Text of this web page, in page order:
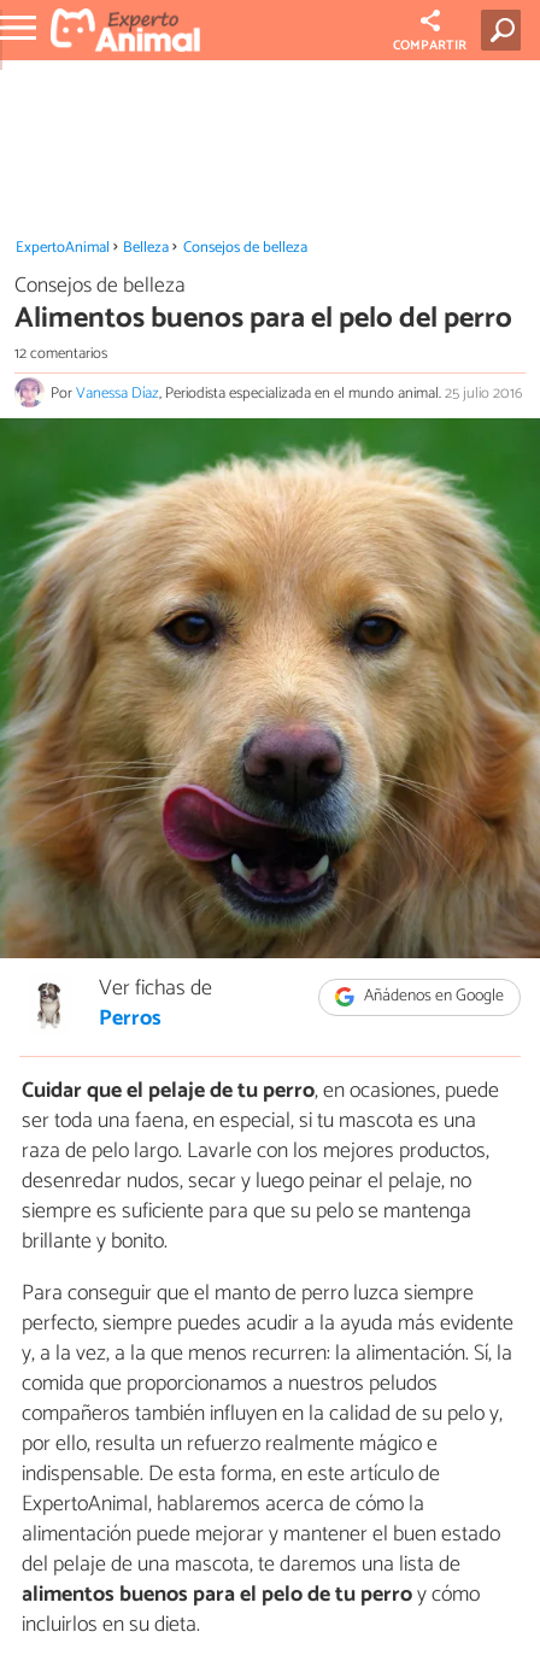
COMPARTIR
ExpertoAnimal Belleza Consejos de belleza
Consejos de belleza
Alimentos buenos para el pelo del perro
12 comentarios
PorVanessa Díaz, Periodista especializada en el mundo animal.25 julio 2016
Añádenos en Google
Ver fichas de
Perros
Cuidar que el pelaje de tu perro, en ocasiones, puede
ser toda una faena, en especial, si tu mascota es una
raza de pelo largo. Lavarle con los mejores productos,
desenredar nudos, secar y luego peinar el pelaje, no
siempre es suficiente para que su pelo se mantenga
brillante y bonito.
Para conseguir que el manto de perro luzca siempre
perfecto, siempre puedes acudir a la ayuda más evidente
y, a la vez, a la que menos recurren: la alimentación. Sí, la
comida que proporcionamos a nuestros peludos
compañeros también influyen en la calidad de su pelo y,
por ello, resulta un refuerzo realmente mágico e
indispensable. De esta forma, en este artículo de
ExpertoAnimal, hablaremos acerca de cómo la
alimentación puede mejorar y mantener el buen estado
del pelaje de una mascota, te daremos una lista de
alimentos buenos para el pelo de tu perroy cómo
incluirlos en su dieta.